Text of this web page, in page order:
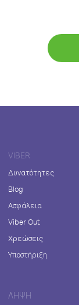
VIBER
Δυνατότητες
Blog
Ασφάλεια
Viber Out
Χρεώσεις
Υποστήριξη
ΛΉΨΗ